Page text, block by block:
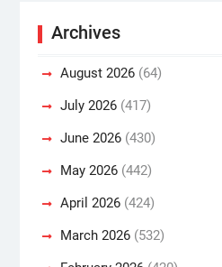
Archives
August 2026(64)
July 2026(417)
June 2026(430)
May 2026(442)
April 2026(424)
March 2026(532)